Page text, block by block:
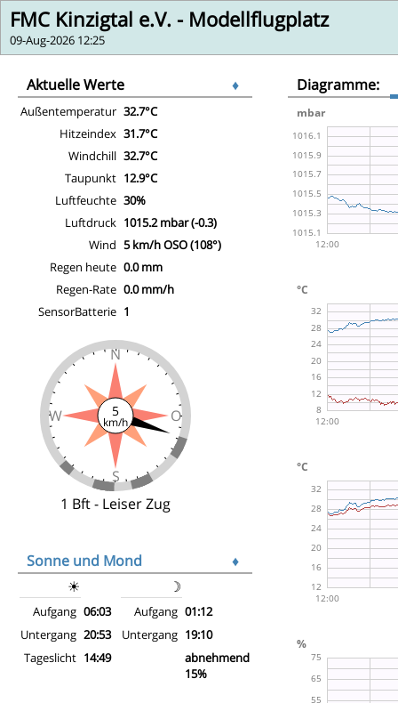
FMC Kinzigtal e.V. - Modellflugplatz
09-Aug-2026 12:25
Aktuelle Werte ♦
Außentemperatur 32.7°C
Hitzeindex 31.7°C
Windchill 32.7°C
Taupunkt 12.9°C
Luftfeuchte 30%
Luftdruck 1015.2 mbar (-0.3)
Wind 5 km/h OSO (108°)
Regen heute 0.0 mm
Regen-Rate 0.0 mm/h
SensorBatterie 1
N
S
W O
5
km/h
1 Bft - Leiser Zug
Sonne und Mond
♦
☀
☽
Aufgang 06:03 Aufgang 01:12
Untergang 20:53 Untergang 19:10
Tageslicht 14:49
abnehmend
15%
Diagramme: